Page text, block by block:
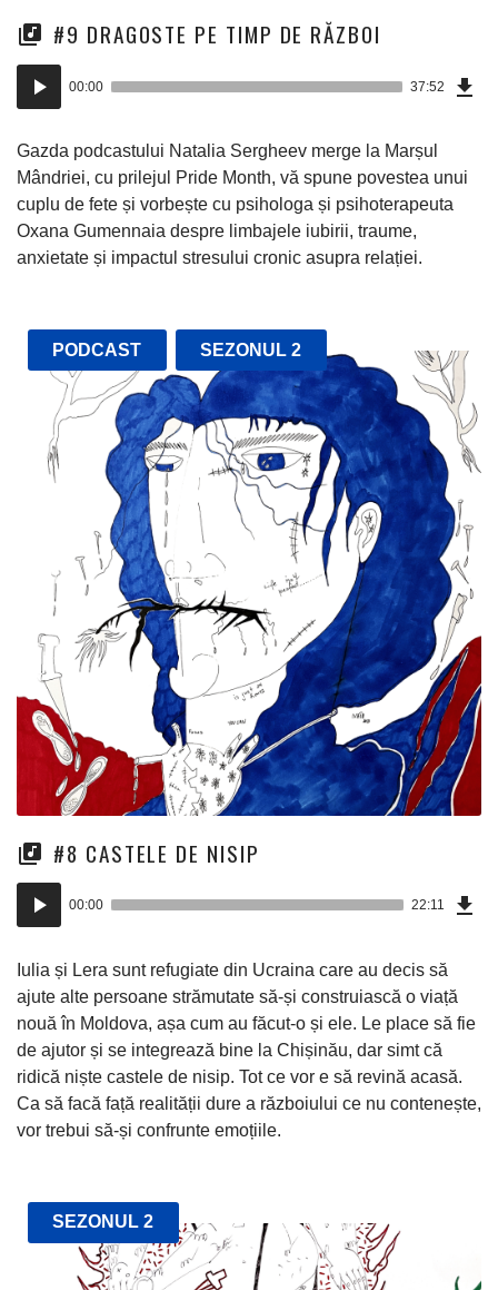
#9 DRAGOSTE PE TIMP DE RĂZBOI
Player
audio
00:00 37:52
Gazda podcastului Natalia Sergheev merge la Marșul
Mândriei, cu prilejul Pride Month, vă spune povestea unui
cuplu de fete și vorbește cu psihologa și psihoterapeuta
Oxana Gumennaia despre limbajele iubirii, traume,
anxietate și impactul stresului cronic asupra relației.
PODCAST SEZONUL 2
#8 CASTELE DE NISIP
Player
audio
00:00 22:11
Iulia și Lera sunt refugiate din Ucraina care au decis să
ajute alte persoane strămutate să-și construiască o viață
nouă în Moldova, așa cum au făcut-o și ele. Le place să fie
de ajutor și se integrează bine la Chișinău, dar simt că
ridică niște castele de nisip. Tot ce vor e să revină acasă.
Ca să facă față realității dure a războiului ce nu contenește,
vor trebui să-și confrunte emoțiile.
SEZONUL 2